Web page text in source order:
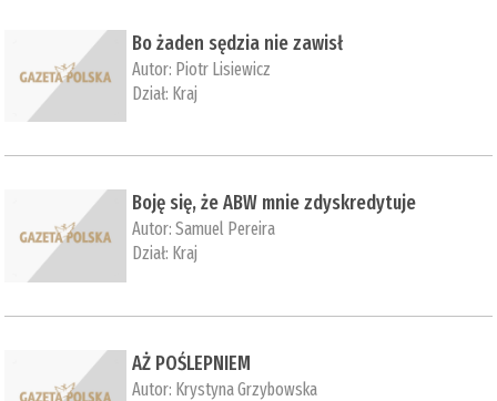
Bo żaden sędzia nie zawisł
Autor: Piotr Lisiewicz
Dział: Kraj
Boję się, że ABW mnie zdyskredytuje
Autor:Samuel Pereira
Dział: Kraj
AŻ POŚLEPNIEM
Autor: Krystyna Grzybowska